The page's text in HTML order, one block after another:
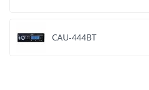
CAU-444BT